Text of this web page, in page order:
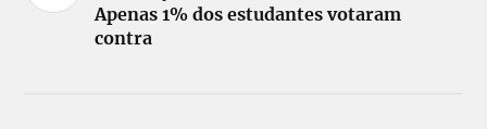
Apenas 1% dos estudantes votaram
contra